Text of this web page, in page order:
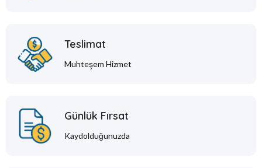
Teslimat
Muhteşem Hizmet
Günlük Fırsat
Kaydolduğunuzda